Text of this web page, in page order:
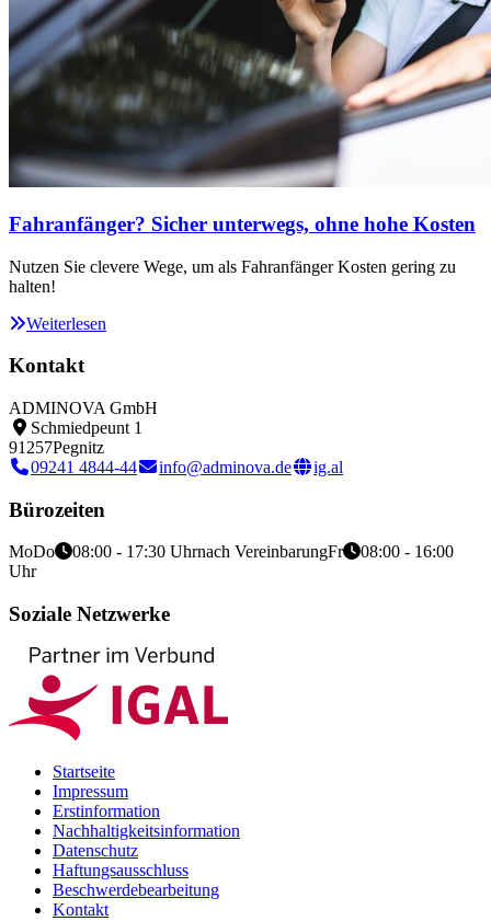
Fahranfänger? Sicher unterwegs, ohne hohe Kosten
Nutzen Sie clevere Wege, um als Fahranfänger Kosten gering zu
halten!
Weiterlesen
Kontakt
ADMINOVA GmbH
Schmiedpeunt 1
91257Pegnitz
09241 4844-44
info@adminova.de ig.al
Bürozeiten
MoDo 08:00 - 17:30 Uhrnach VereinbarungFr
08:00 - 16:00
Uhr
Soziale Netzwerke
Startseite
Impressum
Erstinformation
Nachhaltigkeitsinformation
Datenschutz
Haftungsausschluss
Beschwerdebearbeitung
Kontakt